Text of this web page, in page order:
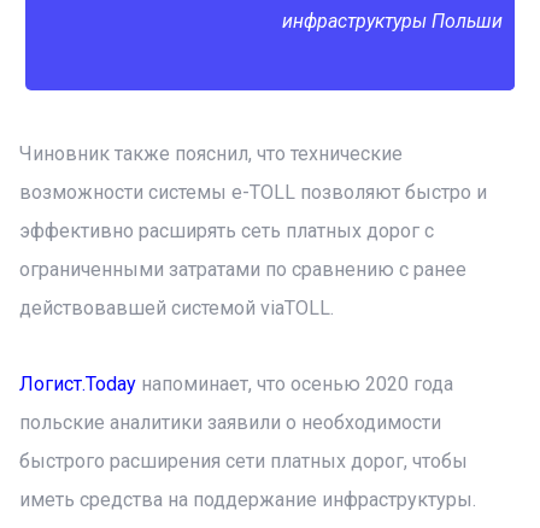
инфраструктуры Польши
Чиновник также пояснил, что технические
возможности системы e-TOLL позволяют быстро и
эффективно расширять сеть платных дорог с
ограниченными затратами по сравнению с ранее
действовавшей системой viaTOLL.
Логист.Today напоминает, что осенью 2020 года
польские аналитики заявили о необходимости
быстрого расширения сети платных дорог, чтобы
иметь средства на поддержание инфраструктуры.